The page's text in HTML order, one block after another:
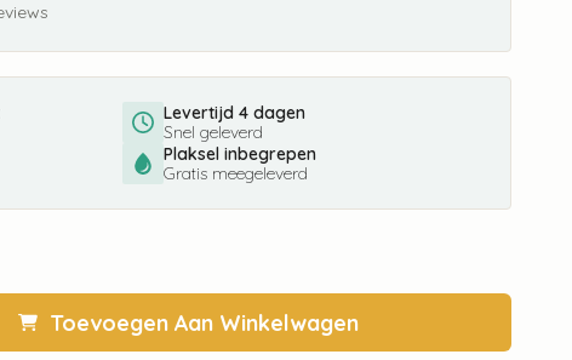
Levertijd 4 dagen
Snel geleverd
Plaksel inbegrepen
Gratis meegeleverd
Toevoegen Aan Winkelwagen